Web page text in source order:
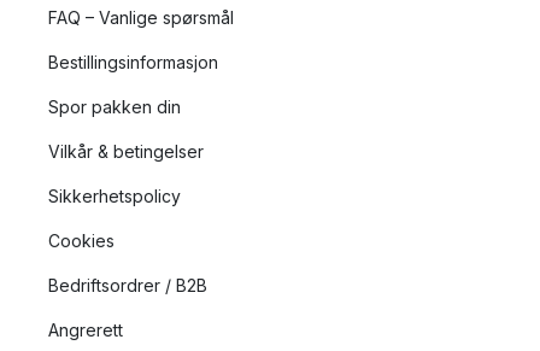
FAQ – Vanlige spørsmål
Bestillingsinformasjon
Spor pakken din
Vilkår & betingelser
Sikkerhetspolicy
Cookies
Bedriftsordrer / B2B
Angrerett